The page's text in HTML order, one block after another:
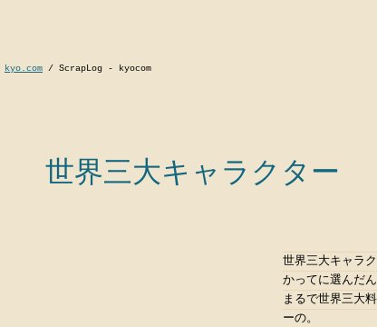
kyo.com / ScrapLog - kyocom
世界三大キャラクター
世界三大キャラ
かってに選んだ
まるで世界三大
ーの。